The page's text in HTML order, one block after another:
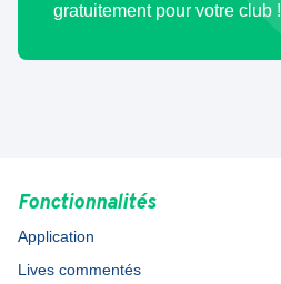
gratuitement pour votre club !
Fonctionnalités
Application
Lives commentés